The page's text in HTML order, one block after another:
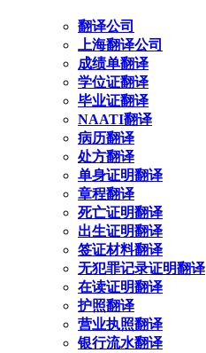
翻译公司
上海翻译公司
成绩单翻译
学位证翻译
毕业证翻译
NAATI翻译
病历翻译
处方翻译
单身证明翻译
章程翻译
死亡证明翻译
出生证明翻译
签证材料翻译
无犯罪记录证明翻译
在读证明翻译
护照翻译
营业执照翻译
银行流水翻译